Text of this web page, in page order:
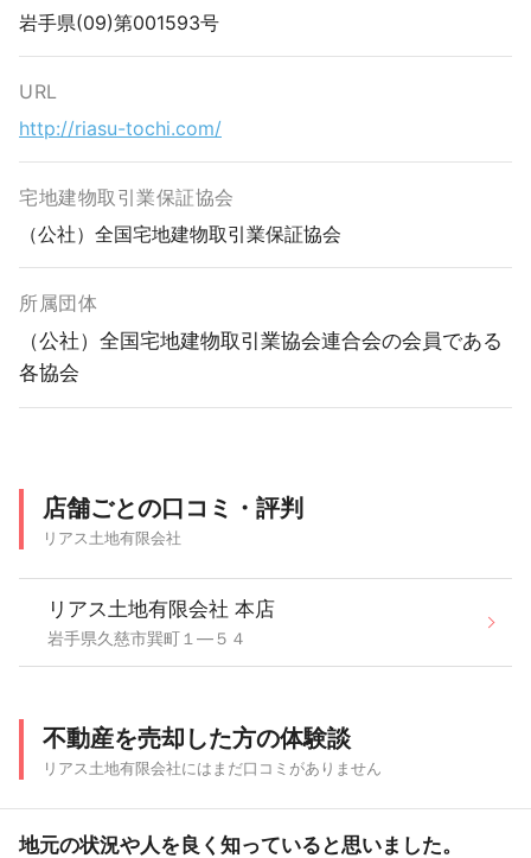
岩手県(09)第001593号
URL
http://riasu-tochi.com/
宅地建物取引業保証協会
（公社）全国宅地建物取引業保証協会
所属団体
（公社）全国宅地建物取引業協会連合会の会員である
各協会
店舗ごとの口コミ・評判
リアス土地有限会社
リアス土地有限会社 本店
岩手県久慈市巽町１―５４
不動産を売却した方の体験談
リアス土地有限会社にはまだ口コミがありません
地元の状況や人を良く知っていると思いました。